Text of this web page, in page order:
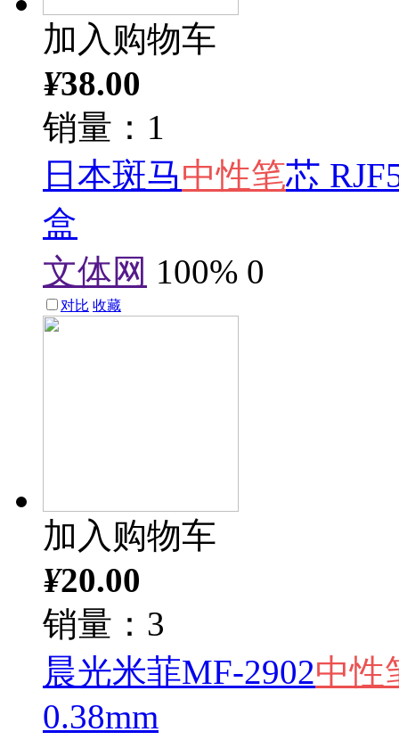
加入购物车
¥38.00
销量：1
日本斑马中性笔芯
盒
文体网 100% 0
对比 收藏
加入购物车
¥20.00
销量：3
晨光米菲MF-2902中性
0.38mm